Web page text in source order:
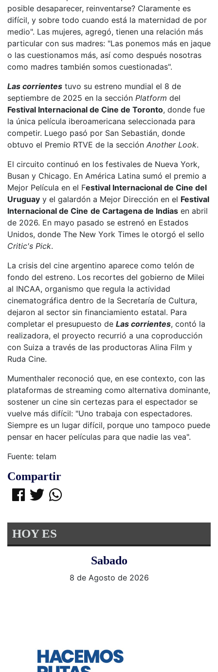
posible desaparecer, reinventarse? Claramente es
difícil, y sobre todo cuando está la maternidad de por
medio". Las mujeres, agregó, tienen una relación más
particular con sus madres: "Las ponemos más en jaque
o las cuestionamos más, así como después nosotras
como madres también somos cuestionadas".
Las corrientes tuvo su estreno mundial el 8 de
septiembre de 2025 en la sección Platform del
Festival Internacional de Cine de Toronto, donde fue
la única película iberoamericana seleccionada para
competir. Luego pasó por San Sebastián, donde
obtuvo el Premio RTVE de la sección Another Look.
El circuito continuó en los festivales de Nueva York,
Busan y Chicago. En América Latina sumó el premio a
Mejor Película en el Festival Internacional de Cine del
Uruguay y el galardón a Mejor Dirección en el Festival
Internacional de Cine de Cartagena de Indias en abril
de 2026. En mayo pasado se estrenó en Estados
Unidos, donde The New York Times le otorgó el sello
Critic's Pick.
La crisis del cine argentino aparece como telón de
fondo del estreno. Los recortes del gobierno de Milei
al INCAA, organismo que regula la actividad
cinematográfica dentro de la Secretaría de Cultura,
dejaron al sector sin financiamiento estatal. Para
completar el presupuesto de Las corrientes, contó la
realizadora, el proyecto recurrió a una coproducción
con Suiza a través de las productoras Alina Film y
Ruda Cine.
Mumenthaler reconoció que, en ese contexto, con las
plataformas de streaming como alternativa dominante,
sostener un cine sin certezas para el espectador se
vuelve más difícil: "Uno trabaja con espectadores.
Siempre es un lugar difícil, porque uno tampoco puede
pensar en hacer películas para que nadie las vea".
Fuente: telam
Compartir
HOY ES
Sabado
8 de Agosto de 2026